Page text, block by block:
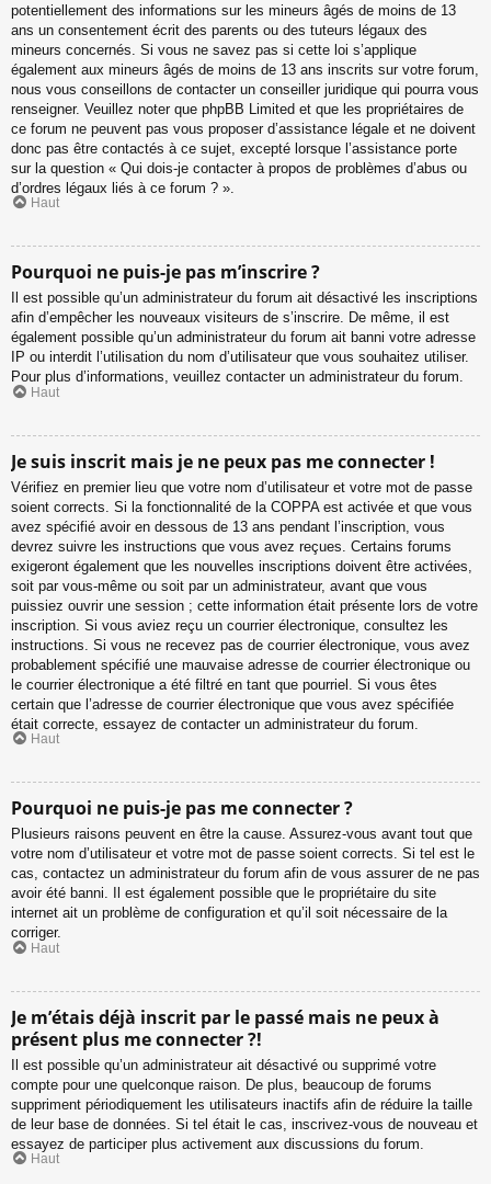
potentiellement des informations sur les mineurs âgés de moins de 13
ans un consentement écrit des parents ou des tuteurs légaux des
mineurs concernés. Si vous ne savez pas si cette loi s’applique
également aux mineurs âgés de moins de 13 ans inscrits sur votre forum,
nous vous conseillons de contacter un conseiller juridique qui pourra vous
renseigner. Veuillez noter que phpBB Limited et que les propriétaires de
ce forum ne peuvent pas vous proposer d’assistance légale et ne doivent
donc pas être contactés à ce sujet, excepté lorsque l’assistance porte
sur la question « Qui dois-je contacter à propos de problèmes d’abus ou
d’ordres légaux liés à ce forum ? ».
Haut
Pourquoi ne puis-je pas m’inscrire ?
Il est possible qu’un administrateur du forum ait désactivé les inscriptions
afin d’empêcher les nouveaux visiteurs de s’inscrire. De même, il est
également possible qu’un administrateur du forum ait banni votre adresse
IP ou interdit l’utilisation du nom d’utilisateur que vous souhaitez utiliser.
Pour plus d’informations, veuillez contacter un administrateur du forum.
Haut
Je suis inscrit mais je ne peux pas me connecter !
Vérifiez en premier lieu que votre nom d’utilisateur et votre mot de passe
soient corrects. Si la fonctionnalité de la COPPA est activée et que vous
avez spécifié avoir en dessous de 13 ans pendant l’inscription, vous
devrez suivre les instructions que vous avez reçues. Certains forums
exigeront également que les nouvelles inscriptions doivent être activées,
soit par vous-même ou soit par un administrateur, avant que vous
puissiez ouvrir une session ; cette information était présente lors de votre
inscription. Si vous aviez reçu un courrier électronique, consultez les
instructions. Si vous ne recevez pas de courrier électronique, vous avez
probablement spécifié une mauvaise adresse de courrier électronique ou
le courrier électronique a été filtré en tant que pourriel. Si vous êtes
certain que l’adresse de courrier électronique que vous avez spécifiée
était correcte, essayez de contacter un administrateur du forum.
Haut
Pourquoi ne puis-je pas me connecter ?
Plusieurs raisons peuvent en être la cause. Assurez-vous avant tout que
votre nom d’utilisateur et votre mot de passe soient corrects. Si tel est le
cas, contactez un administrateur du forum afin de vous assurer de ne pas
avoir été banni. Il est également possible que le propriétaire du site
internet ait un problème de configuration et qu’il soit nécessaire de la
corriger.
Haut
Je m’étais déjà inscrit par le passé mais ne peux à
présent plus me connecter ?!
Il est possible qu’un administrateur ait désactivé ou supprimé votre
compte pour une quelconque raison. De plus, beaucoup de forums
suppriment périodiquement les utilisateurs inactifs afin de réduire la taille
de leur base de données. Si tel était le cas, inscrivez-vous de nouveau et
essayez de participer plus activement aux discussions du forum.
Haut